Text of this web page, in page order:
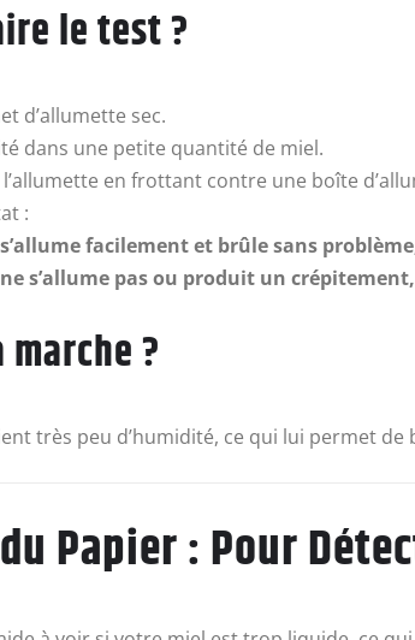
le test ?
d’allumette sec.
dans une petite quantité de miel.
l’allumette en frottant contre une boîte
:
facilement et brûle sans
s’allume pas ou produit un
?
très peu d’humidité, ce qui lui permet
Papier : Pour